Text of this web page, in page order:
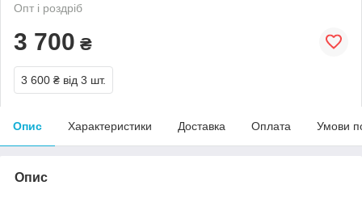
Опт і роздріб
3 700 ₴
3 600 ₴ від 3 шт.
Опис Характеристики Доставка Оплата Умови
Опис